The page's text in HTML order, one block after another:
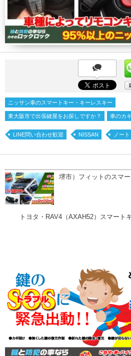
ニッサン車のスマートキー・キーレスキー
東大阪市で出張鍵屋をお探しですか？ 車のカ
LINE問い合わせ歓迎 NISSAN ノート
堺市）フィットのスマ
トヨタ・RAV4（AXAH52）スマート